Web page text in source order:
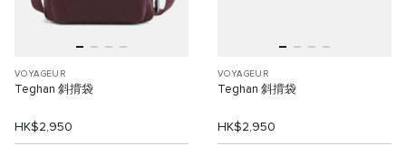
VOYAGEUR
Teghan 斜揹袋
HK$2,950
VOYAGEUR
Teghan 斜揹袋
HK$2,950